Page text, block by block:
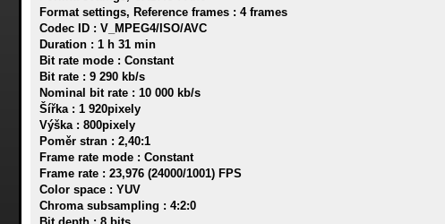
Format settings, Reference frames : 4 frames
Codec ID : V_MPEG4/ISO/AVC
Duration : 1 h 31 min
Bit rate mode : Constant
Bit rate : 9 290 kb/s
Nominal bit rate : 10 000 kb/s
Šířka : 1 920pixely
Výška : 800pixely
Poměr stran : 2,40:1
Frame rate mode : Constant
Frame rate : 23,976 (24000/1001) FPS
Color space : YUV
Chroma subsampling : 4:2:0